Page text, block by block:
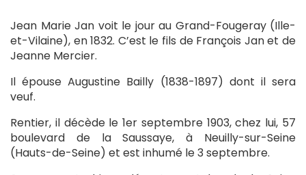
Jean Marie Jan voit le jour au Grand-Fougeray (Ille-
et-Vilaine), en 1832. C’est le fils de François Jan et de
Jeanne Mercier.
Il épouse Augustine Bailly (1838-1897) dont il sera
veuf.
Rentier, il décède le 1er septembre 1903, chez lui, 57
boulevard de la Saussaye, à Neuilly-sur-Seine
(Hauts-de-Seine) et est inhumé le 3 septembre.